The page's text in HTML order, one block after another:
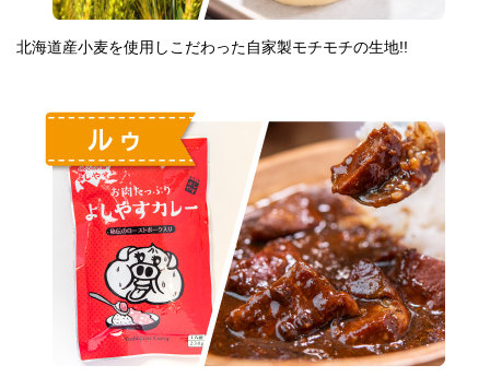
北海道産小麦を使用しこだわった自家製モチモチの生地!!